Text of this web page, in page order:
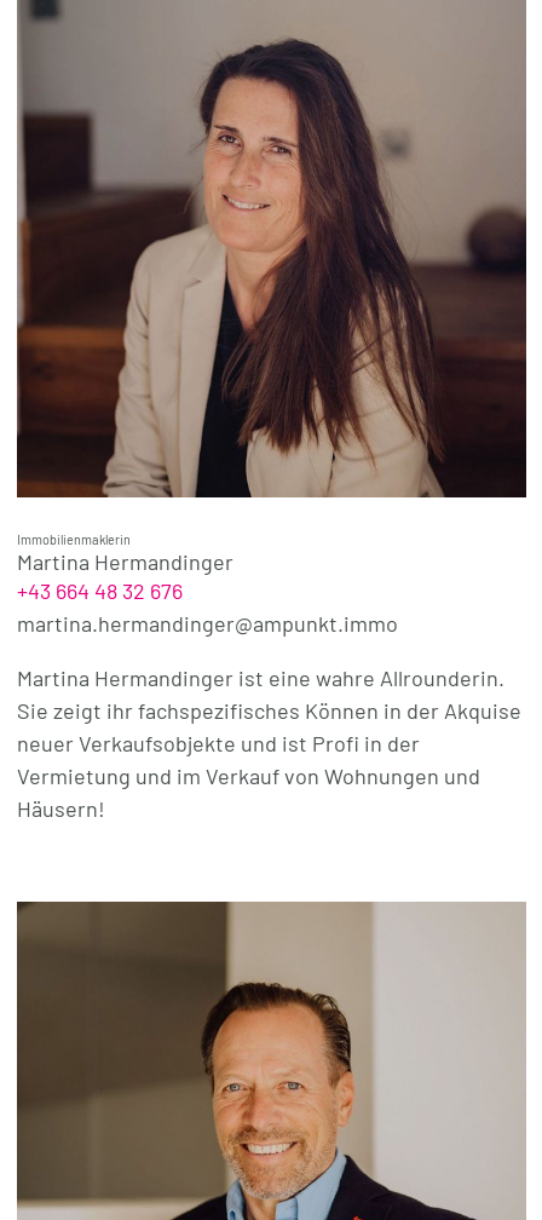
Immobilienmaklerin
Martina Hermandinger
+43 664 48 32 676
martina.hermandinger@ampunkt.immo
Martina Hermandinger ist eine wahre Allrounderin.
Sie zeigt ihr fachspezifisches Können in der Akquise
neuer Verkaufsobjekte und ist Profi in der
Vermietung und im Verkauf von Wohnungen und
Häusern!